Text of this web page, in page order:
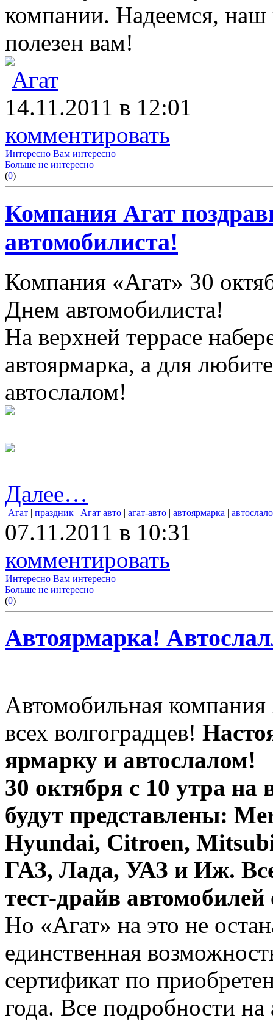
компании. Надеемся, наш
полезен вам!
Агат
14.11.2011 в 12:01
комментировать
Интересно Вам интересно
Больше не интересно
(0)
Компания Агат
автомобилиста!
Компания «Агат» 30
Днем автомобилиста!
На верхней террасе
автоярмарка, а для
автослалом!
Далее…
Агат | праздник | Агат авто | агат-авто | автоярмарка |
07.11.2011 в 10:31
комментировать
Интересно Вам интересно
Больше не интересно
(0)
Автоярмарка!
Автомобильная компания
всех волгоградцев!
ярмарку и автослалом!
30 октября с 10 утра на
будут представлены:
Hyundai, Citroen,
ГАЗ, Лада, УАЗ и Иж.
тест-драйв
Но «Агат» на это не
единственная
сертификат по
года. Все подробности на